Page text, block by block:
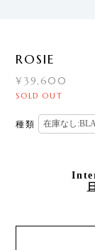
ROSIE
¥39,600
SOLD OUT
種類